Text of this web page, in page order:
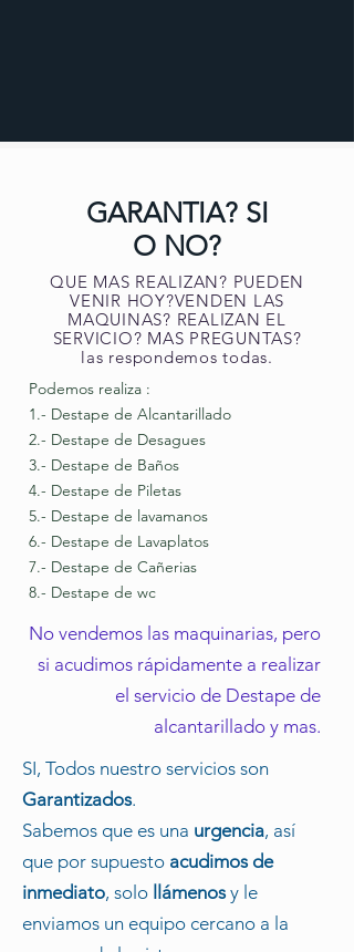
GARANTIA? SI
O NO?
QUE MAS REALIZAN? PUEDEN
VENIR HOY?VENDEN LAS
MAQUINAS? REALIZAN EL
SERVICIO? MAS PREGUNTAS?
las respondemos todas.
Podemos realiza :
1.- Destape de Alcantarillado
2.- Destape de Desagues
3.- Destape de Baños
4.- Destape de Piletas
5.- Destape de lavamanos
6.- Destape de Lavaplatos
7.- Destape de Cañerias
8.- Destape de wc
No vendemos las maquinarias, pero
si acudimos rápidamente a realizar
el servicio de Destape de
alcantarillado y mas.
SI, Todos nuestro servicios son
Garantizados.
Sabemos que es una urgencia, así
que por supuesto acudimos de
inmediato, solo llámenosy le
enviamos un equipo cercano a la